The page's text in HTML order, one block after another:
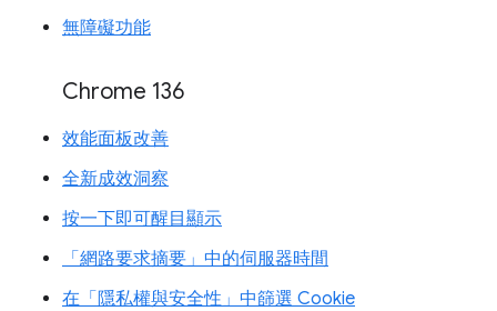
無障礙功能
Chrome 136
效能面板改善
全新成效洞察
按一下即可醒目顯示
「網路要求摘要」中的伺服器時間
在「隱私權與安全性」中篩選 Cookie